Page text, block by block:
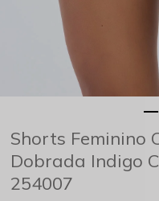
Shorts Feminino
Dobrada Indigo
254007